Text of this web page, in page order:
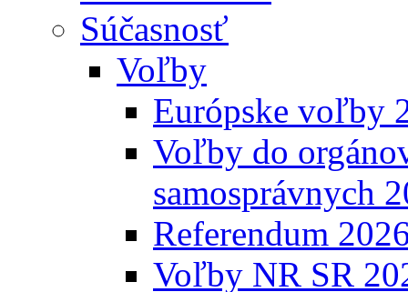
Súčasnosť
Voľby
Európske voľby
Voľby do
samosprávnych
Referendum
Voľby NR SR